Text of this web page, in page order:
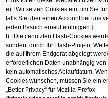
e) [Wir setzen Cookies ein, um Sie
falls Sie über einen Account bei uns
jeden Besuch erneut einloggen.]
f) [Die genutzten Flash-Cookies
sondern durch Ihr Flash-Plug-in.
die auf Ihrem Endgerät abgelegt
erforderlichen Daten unabhängig
kein automatisches Ablaufdatum.
Cookies wünschen, müssen Sie ein
„Better Privacy“ für Mozilla Firefox